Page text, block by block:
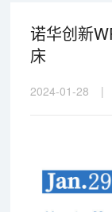
诺华创新
床
2024-01-28 |